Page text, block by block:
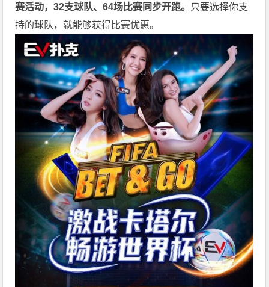
赛活动，32支球队、64场比赛同步开跑。 只要选择你支
持的球队，就能够获得比赛优惠。